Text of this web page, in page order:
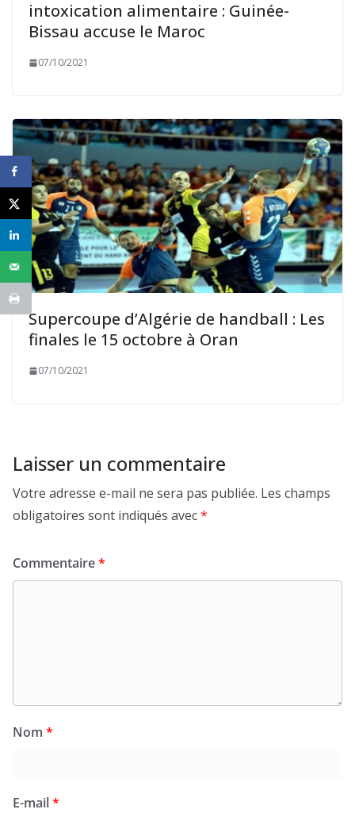
intoxication alimentaire : Guinée-
Bissau accuse le Maroc
07/10/2021
Supercoupe d’Algérie de handball : Les
finales le 15 octobre à Oran
07/10/2021
Laisser un commentaire
Votre adresse e-mail ne sera pas publiée. Les champs
obligatoires sont indiqués avec*
Commentaire*
Nom *
E-mail*